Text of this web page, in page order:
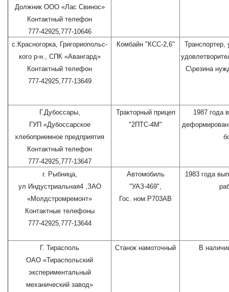
Должник ООО «Лас Свинос»
Контактный телефон
777-42925,777-10646
с.Красногорка, Григориопольс-
кого р-н., СПК «Авангард»
Контактный телефон
777-42925,777-13649
Комбайн "КСС-2,6"
Транспортер,
С\резина
Г.Дубоссары,
ГУП «Дубоссарское
хлебоприемное предприятия
Контактный телефон
777-42925,777-13647
Тракторный прицеп
"2ПТС-4М"
1987 года
г. Рыбница,
ул Индустриальная4 ,ЗАО
«Молдстромремонт»
Контактные телефоны
777-42925,777-13644
Автомобиль
"УАЗ-469",
Гос. ном.Р703АВ
1983 года
Г. Тирасполь
ОАО «Тираспольский
экспериментальный
механический завод»
Станок намоточный В